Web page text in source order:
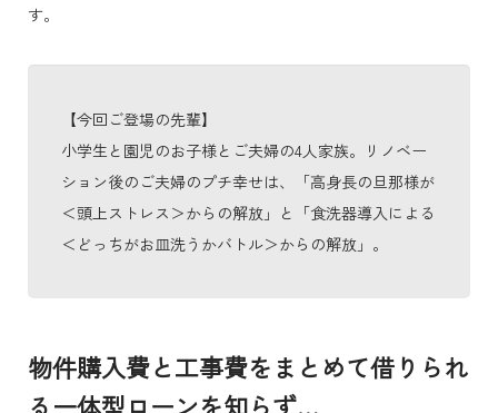
す。
【今回ご登場の先輩】
小学生と園児のお子様とご夫婦の4人家族。リノベー
ション後のご夫婦のプチ幸せは、「高身長の旦那様が
＜頭上ストレス＞からの解放」と「食洗器導入による
＜どっちがお皿洗うかバトル＞からの解放」。
物件購入費と工事費をまとめて借りられ
る一体型ローンを知らず…